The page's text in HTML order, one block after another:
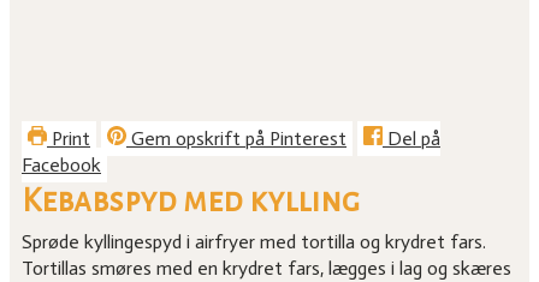
Print Gem opskrift på Pinterest
Del på
Facebook
Kebabspyd med kylling
Sprøde kyllingespyd i airfryer med tortilla og krydret fars.
Tortillas smøres med en krydret fars, lægges i lag og skæres